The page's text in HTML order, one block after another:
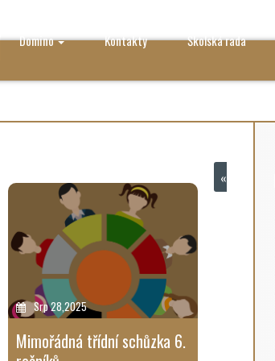
Domino Kontakty Školská rada
Srp 28,2025
Mimořádná třídní schůzka 6.
«